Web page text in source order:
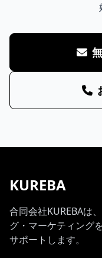
KUREBA
合同会社KUREBAは
グ・マーケティング
サポートします。